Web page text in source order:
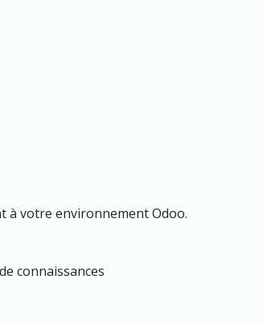
à votre environnement Odoo.
connaissances